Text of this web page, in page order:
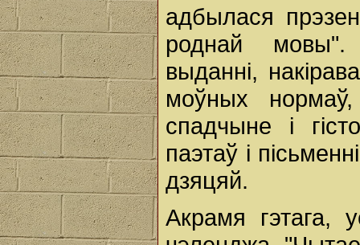
адбылася
роднай мовы".
выданні,
моўных нормаў,
спадчыне і
паэтаў і
дзяцяй.
Акрамя гэтага,